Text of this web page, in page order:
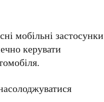
мобільні застосунки
керувати